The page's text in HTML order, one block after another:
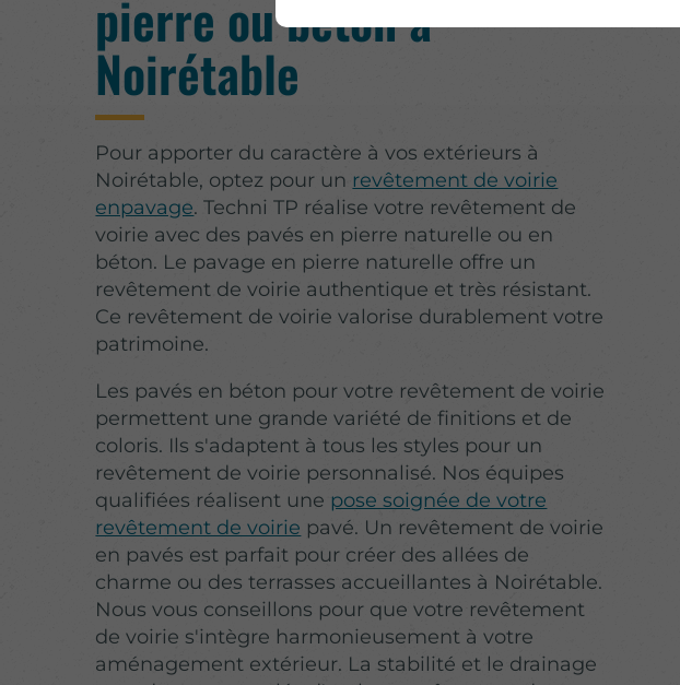
pierre ou béton à
Noirétable
Pour apporter du caractère à vos extérieurs à
Noirétable, optez pour un revêtement de voirie
enpavage. Techni TP réalise votre revêtement de
voirie avec des pavés en pierre naturelle ou en
béton. Le pavage en pierre naturelle offre un
revêtement de voirie authentique et très résistant.
Ce revêtement de voirie valorise durablement votre
patrimoine.
Les pavés en béton pour votre revêtement de voirie
permettent une grande variété de finitions et de
coloris. Ils s'adaptent à tous les styles pour un
revêtement de voirie personnalisé. Nos équipes
qualifiées réalisent une pose soignée de votre
revêtement de voirie pavé. Un revêtement de voirie
en pavés est parfait pour créer des allées de
charme ou des terrasses accueillantes à Noirétable.
Nous vous conseillons pour que votre revêtement
de voirie s'intègre harmonieusement à votre
aménagement extérieur. La stabilité et le drainage